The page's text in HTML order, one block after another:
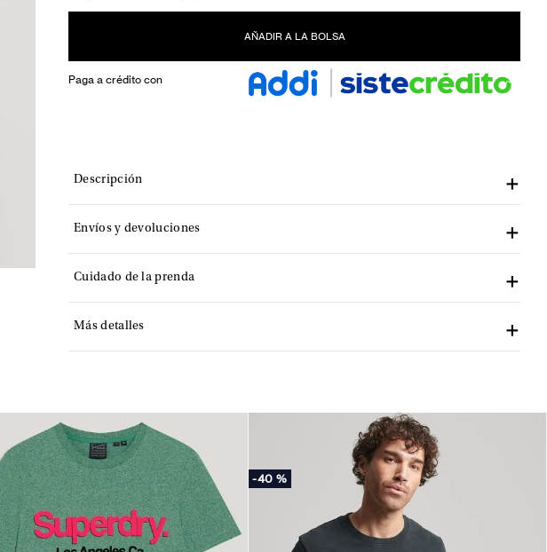
AÑADIR A LA BOLSA
Paga a crédito con
Descripción
Envíos y devoluciones
Cuidado de la prenda
Más detalles
-40 %